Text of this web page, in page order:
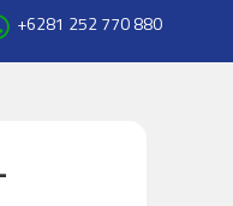
+6281 252 770 880